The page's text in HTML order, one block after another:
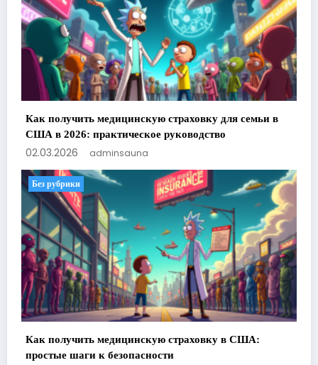
Как получить медицинскую страховку для семьи в
США в 2026: практическое руководство
02.03.2026 adminsauna
Без рубрики
Как получить медицинскую страховку в США:
простые шаги к безопасности